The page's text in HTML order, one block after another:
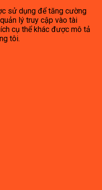
sử dụng để tăng cường
lý truy cập vào tài
cụ thể khác được mô tả
tôi.